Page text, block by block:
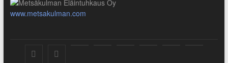
www.metsakulman.com
SuKaRo